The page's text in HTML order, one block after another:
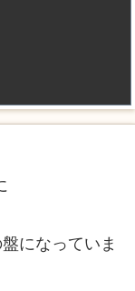
になっていま